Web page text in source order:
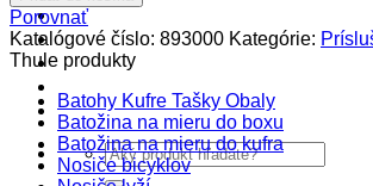
Produkty
Špičkový UEBLER
Autoriz. servis THULE/UEBLER
Naši Uebler Partneri
Hľadať:
Výsuvné
tyče
SlideBar
162cm
Porovnať
Katalógové číslo: 893000 Kategórie:
Thule produkty
Batohy Kufre Tašky Obaly
Batožina na mieru do boxu
Batožina na mieru do kufra
Nosiče bicyklov